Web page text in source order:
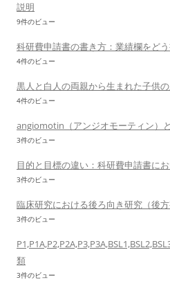
説明
9件のビュー
科研費申請書の書き方：業績欄をど
4件のビュー
黒人と白人の両親から生まれた子供
4件のビュー
angiomotin（アンジオモーティン）
3件のビュー
目的と目標の違い：科研費申請書に
3件のビュー
臨床研究における後ろ向き研究（後
3件のビュー
類
3件のビュー